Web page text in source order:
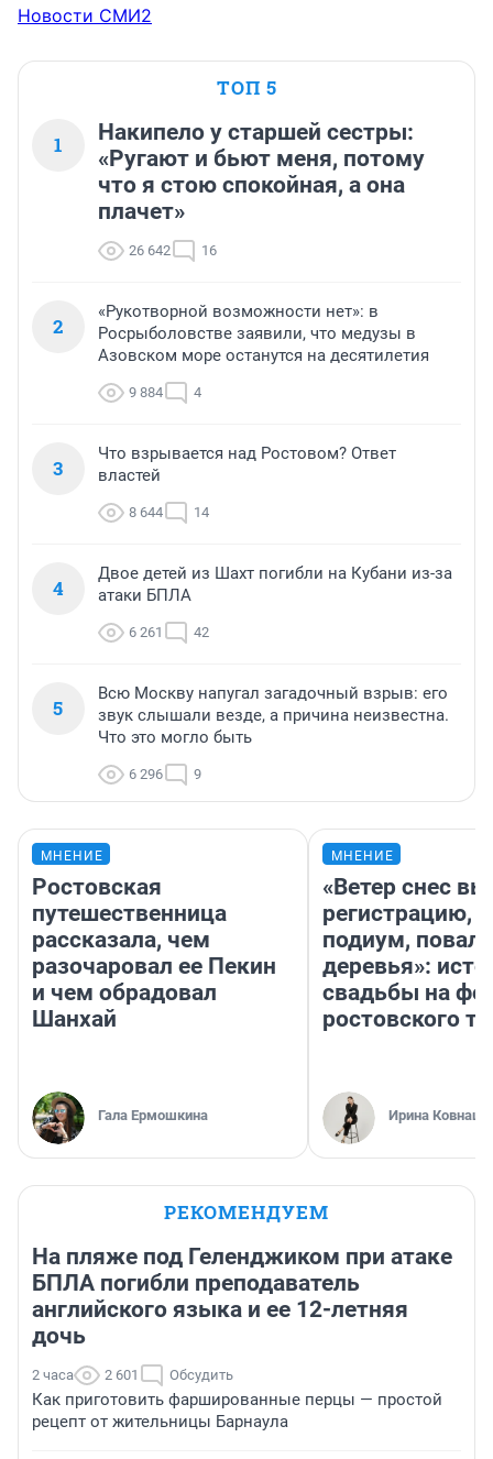
Новости СМИ2
ТОП 5
1
Накипело у старшей сестры:
«Ругают и бьют меня, потому
что я стою спокойная, а она
плачет»
26 642 16
2
«Рукотворной возможности нет»: в
Росрыболовстве заявили, что медузы в
Азовском море останутся на десятилетия
9 884 4
3
Что взрывается над Ростовом? Ответ
властей
8 644 14
4
Двое детей из Шахт погибли на Кубани из-за
атаки БПЛА
6 261 42
5
Всю Москву напугал загадочный взрыв: его
звук слышали везде, а причина неизвестна.
Что это могло быть
6 296 9
МНЕНИЕ
Ростовская
путешественница
рассказала, чем
разочаровал ее Пекин
и чем обрадовал
Шанхай
Гала Ермошкина
МНЕНИЕ
«Ветер снес
регистрацию,
подиум,
деревья»:
свадьбы на
ростовского
Ирина
РЕКОМЕНДУЕМ
На пляже под Геленджиком при атаке
БПЛА погибли преподаватель
английского языка и ее 12-летняя
дочь
2 часа 2 601 Обсудить
Как приготовить фаршированные перцы — простой
рецепт от жительницы Барнаула